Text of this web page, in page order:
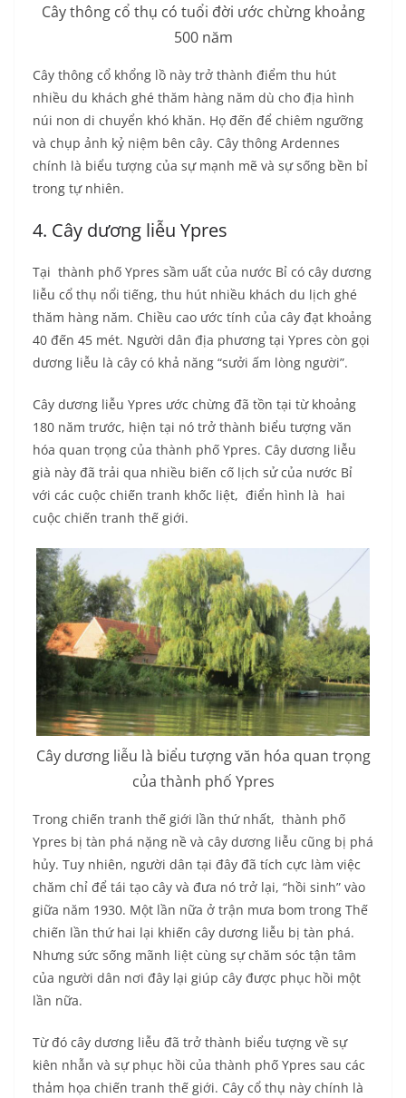
Cây thông cổ thụ có tuổi đời ước chừng khoảng
500 năm
Cây thông cổ khổng lồ này trở thành điểm thu hút
nhiều du khách ghé thăm hàng năm dù cho địa hình
núi non di chuyển khó khăn. Họ đến để chiêm ngưỡng
và chụp ảnh kỷ niệm bên cây. Cây thông Ardennes
chính là biểu tượng của sự mạnh mẽ và sự sống bền bỉ
trong tự nhiên.
4. Cây dương liễu Ypres
Tại thành phố Ypres sầm uất của nước Bỉ có cây dương
liễu cổ thụ nổi tiếng, thu hút nhiều khách du lịch ghé
thăm hàng năm. Chiều cao ước tính của cây đạt khoảng
40 đến 45 mét. Người dân địa phương tại Ypres còn gọi
dương liễu là cây có khả năng “sưởi ấm lòng người”.
Cây dương liễu Ypres ước chừng đã tồn tại từ khoảng
180 năm trước, hiện tại nó trở thành biểu tượng văn
hóa quan trọng của thành phố Ypres. Cây dương liễu
già này đã trải qua nhiều biến cố lịch sử của nước Bỉ
với các cuộc chiến tranh khốc liệt, điển hình là hai
cuộc chiến tranh thế giới.
Cây dương liễu là biểu tượng văn hóa quan trọng
của thành phố Ypres
Trong chiến tranh thế giới lần thứ nhất, thành phố
Ypres bị tàn phá nặng nề và cây dương liễu cũng bị phá
hủy. Tuy nhiên, người dân tại đây đã tích cực làm việc
chăm chỉ để tái tạo cây và đưa nó trở lại, “hồi sinh” vào
giữa năm 1930. Một lần nữa ở trận mưa bom trong Thế
chiến lần thứ hai lại khiến cây dương liễu bị tàn phá.
Nhưng sức sống mãnh liệt cùng sự chăm sóc tận tâm
của người dân nơi đây lại giúp cây được phục hồi một
lần nữa.
Từ đó cây dương liễu đã trở thành biểu tượng về sự
kiên nhẫn và sự phục hồi của thành phố Ypres sau các
thảm họa chiến tranh thế giới. Cây cổ thụ này chính là